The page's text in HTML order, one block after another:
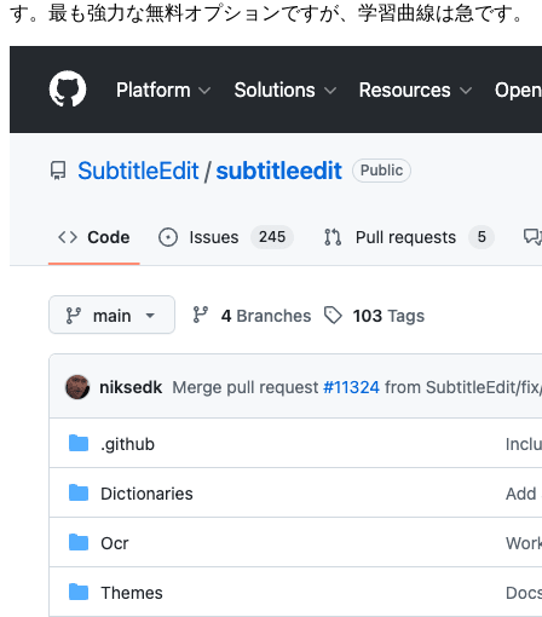
す。最も強力な無料オプションですが、学習曲線は急です。